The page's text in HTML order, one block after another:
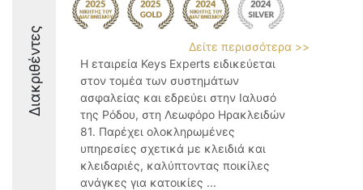
Διακριθέντες
Δείτε περισσότερα >>
Η εταιρεία Keys Experts ειδικεύεται
στον τομέα των συστημάτων
ασφαλείας και εδρεύει στην Ιαλυσό
της Ρόδου, στη Λεωφόρο Ηρακλειδών
81. Παρέχει ολοκληρωμένες
υπηρεσίες σχετικά με κλειδιά και
κλειδαριές, καλύπτοντας ποικίλες
ανάγκες για κατοικίες ...